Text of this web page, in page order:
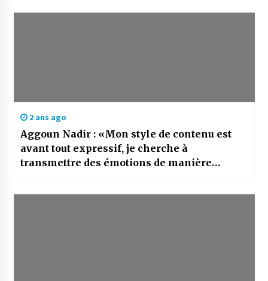
international»
2 ans ago
Aggoun Nadir : «Mon style de contenu est
avant tout expressif, je cherche à
transmettre des émotions de manière